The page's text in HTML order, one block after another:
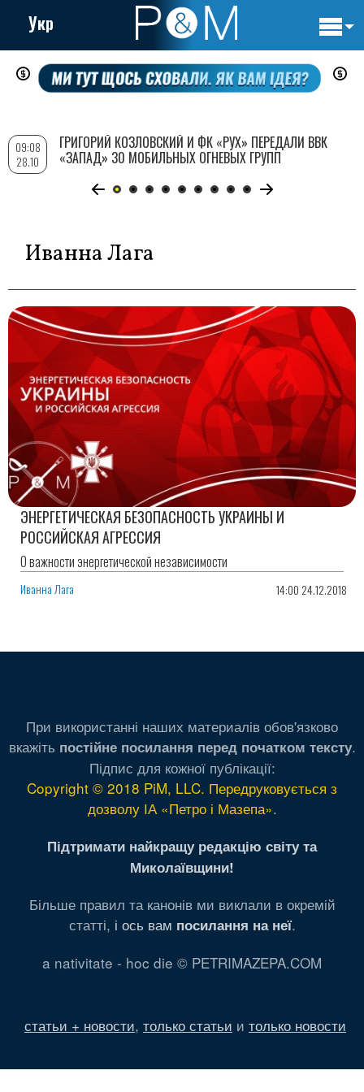
Перейти
содержанию
Укр
Иванна Лага
ЭНЕРГЕТИЧЕСКАЯ БЕЗОПАСНОСТЬ УКРАИНЫ И
РОССИЙСКАЯ АГРЕССИЯ
О важности энергетической независимости
Иванна Лага 14:00 24.12.2018
09:08
28.10
ГРИГОРИЙ КОЗЛОВСКИЙ И ФК «РУХ» ПЕРЕДАЛИ ВВК
«ЗАПАД» 30 МОБИЛЬНЫХ ОГНЕВЫХ ГРУПП
При використанні наших материалів обов'язково
вкажіть постійне посилання перед початком тексту.
Підпис для кожної публікації:
Copyright © 2018 PiM, LLC. Передруковується з
дозволу ІА «Петро і Мазепа».
Підтримати найкращу редакцію світу та
Миколаївщини!
Більше правил та канонів ми виклали в окремій
статті, і ось вам посилання на неї.
a nativitate - hoc die © PETRIMAZEPA.COM
статьи + новости, только статьи и только новости